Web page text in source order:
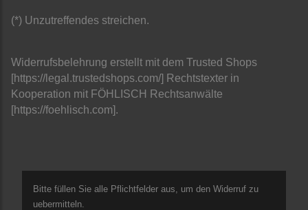
(*) Unzutreffendes streichen.
Widerrufsbelehrung erstellt mit dem Trusted Shops
[https://legal.trustedshops.com/] Rechtstexter in
Kooperation mit FÖHLISCH Rechtsanwälte
[https://foehlisch.com].
Bitte füllen Sie alle Pflichtfelder aus, um den Widerruf zu
uebermitteln.